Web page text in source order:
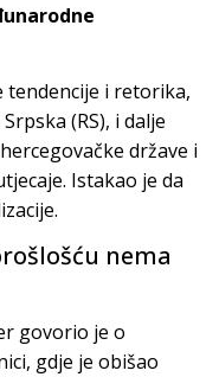
tendencije i retorika,
(RS), i dalje
države i
Istakao je da
nema
govorio je o
gdje je obišao